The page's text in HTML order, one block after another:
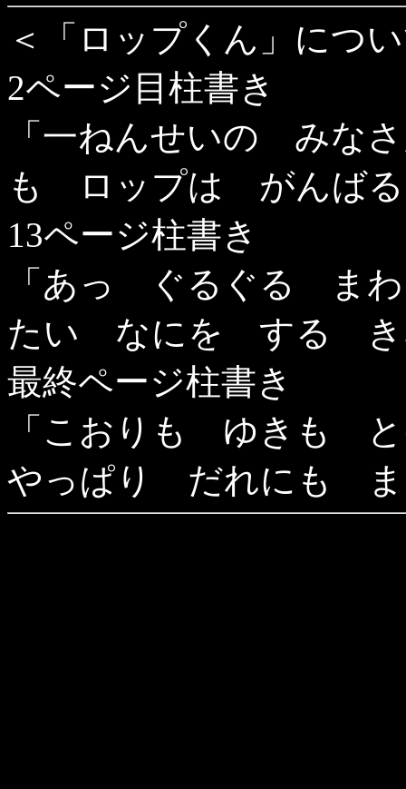
＜「ロップくん」につ
2ページ目柱書き
「一ねんせいの みな
も ロップは がんばる
13ページ柱書き
「あっ ぐるぐる ま
たい なにを する き
最終ページ柱書き
「こおりも ゆきも
やっぱり だれにも ま